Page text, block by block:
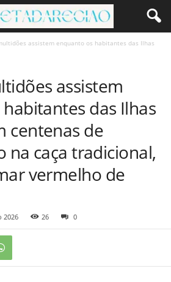
assistem enquanto os habitantes das Ilhas
assistem
das Ilhas
centenas de
na caça tradicional,
vermelho de
2026 26 0